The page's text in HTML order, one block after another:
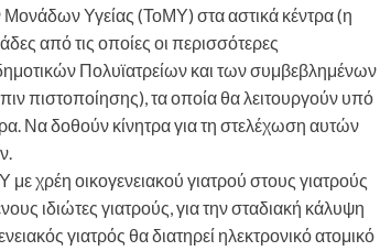
Μονάδων Υγείας (ΤοΜΥ) στα αστικά κέντρα (η
από τις οποίες οι περισσότερες
Πολυϊατρείων και των συμβεβλημένων
πιστοποίησης), τα οποία θα λειτουργούν υπό
Να δοθούν κίνητρα για τη στελέχωση αυτών
χρέη οικογενειακού γιατρού στους γιατρούς
ιδιώτες γιατρούς, για την σταδιακή κάλυψη
γιατρός θα διατηρεί ηλεκτρονικό ατομικό